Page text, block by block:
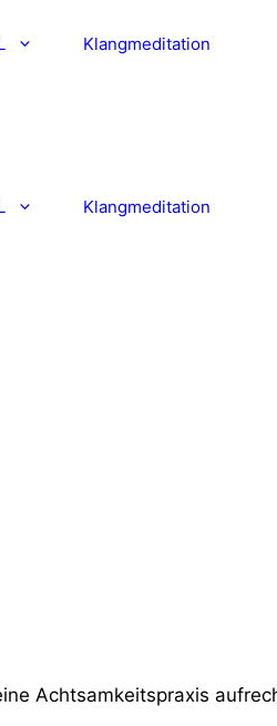
Klangmeditation
Klangmeditation
Achtsamkeitspraxis